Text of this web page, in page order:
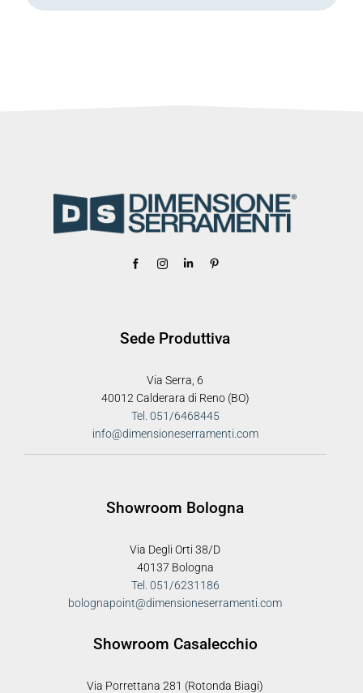
Sede Produttiva
Via Serra, 6
40012 Calderara di Reno (BO)
Tel. 051/6468445
info@dimensioneserramenti.com
Showroom Bologna
Via Degli Orti 38/D
40137 Bologna
Tel. 051/6231186
bolognapoint@dimensioneserramenti.com
Showroom Casalecchio
Via Porrettana 281 (Rotonda Biagi)